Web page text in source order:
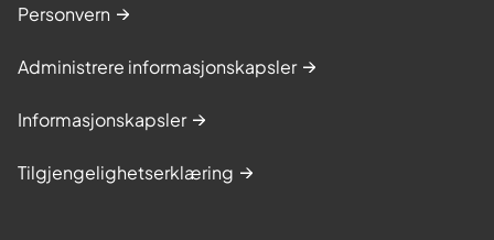
Personvern
Administrere informasjonskapsler
Informasjonskapsler
Tilgjengelighetserklæring